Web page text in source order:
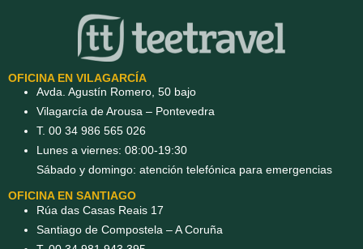
OFICINA EN VILAGARCÍA
Avda. Agustín Romero, 50 bajo
Vilagarcía de Arousa – Pontevedra
T. 00 34 986 565 026
Lunes a viernes: 08:00-19:30
Sábado y domingo: atención telefónica para emergencias
OFICINA EN SANTIAGO
Rúa das Casas Reais 17
Santiago de Compostela – A Coruña